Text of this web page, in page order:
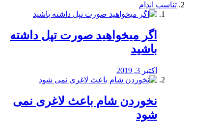
تناسب اندام
اگر میخواهید صورت تپل داشته
باشید
اکتبر 3, 2019
نخوردن شام باعث لاغری نمی
‌شود